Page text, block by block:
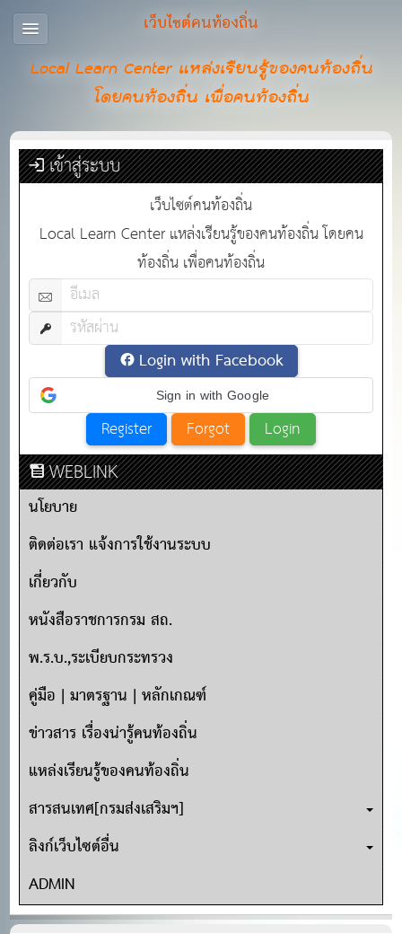
เว็บไซต์คนท้องถิ่น
Local Learn Center แหล่งเรียนรู้ของคนท้องถิ่น
โดยคนท้องถิ่น เพื่อคนท้องถิ่น
เข้าสู่ระบบ
เว็บไซต์คนท้องถิ่น
Local Learn Center แหล่งเรียนรู้ของคนท้องถิ่น โดยคน
ท้องถิ่น เพื่อคนท้องถิ่น
Login with Facebook
Sign in with Google
WEBLINK
นโยบาย
ติดต่อเรา แจ้งการใช้งานระบบ
เกี่ยวกับ
หนังสือราชการกรม สถ.
พ.ร.บ.,ระเบียบกระทรวง
คู่มือ | มาตรฐาน | หลักเกณฑ์
ข่าวสาร เรื่องน่ารู้คนท้องถิ่น
แหล่งเรียนรู้ของคนท้องถิ่น
สารสนเทศ[กรมส่งเสริมฯ]
ลิงก์เว็บไซต์อื่น
ADMIN